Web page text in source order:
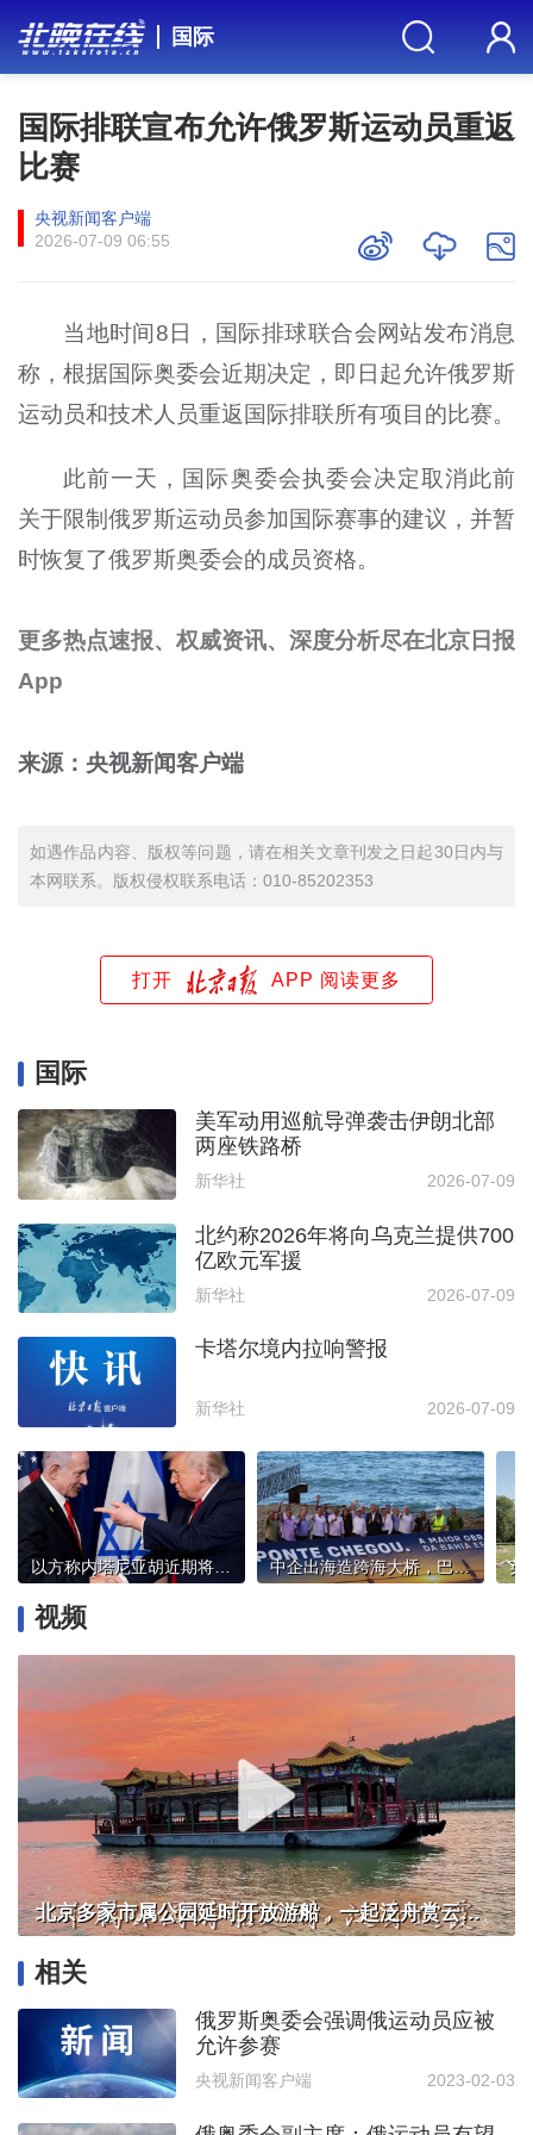
国际
国际排联宣布允许俄罗斯运动员重返
比赛
央视新闻客户端
2026-07-09 06:55
当地时间8日，国际排球联合会网站发布消息
称，根据国际奥委会近期决定，即日起允许俄罗斯
运动员和技术人员重返国际排联所有项目的比赛。
此前一天，国际奥委会执委会决定取消此前
关于限制俄罗斯运动员参加国际赛事的建议，并暂
时恢复了俄罗斯奥委会的成员资格。
更多热点速报、权威资讯、深度分析尽在北京日报
App
来源：央视新闻客户端
如遇作品内容、版权等问题，请在相关文章刊发之日起30日内与
本网联系。版权侵权联系电话：010-85202353
打开 APP 阅读更多
国际
美军动用巡航导弹袭击伊朗北部
两座铁路桥
新华社 2026-07-09
北约称2026年将向乌克兰提供700
亿欧元军援
新华社 2026-07-09
卡塔尔境内拉响警报
新华社 2026-07-09
以方称内塔尼亚胡近期将与特朗普会面 中企出海造跨海大桥，巴西总统卢拉：造福当地民众
视频
北京多家市属公园延时开放游船，一起泛舟赏云霞！
相关
俄罗斯奥委会强调俄运动员应被
允许参赛
央视新闻客户端 2023-02-03